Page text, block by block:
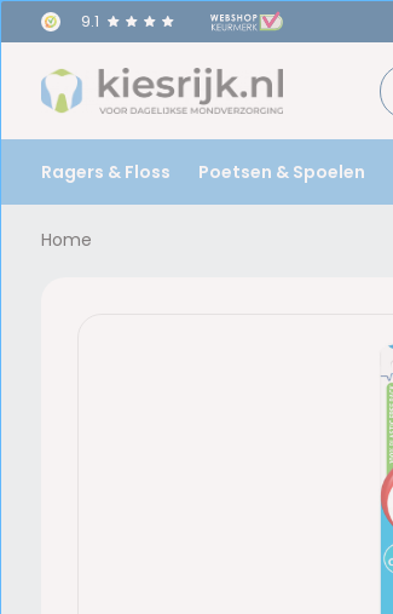
9.1
Ragers & Floss Poetsen & Spoelen
Home